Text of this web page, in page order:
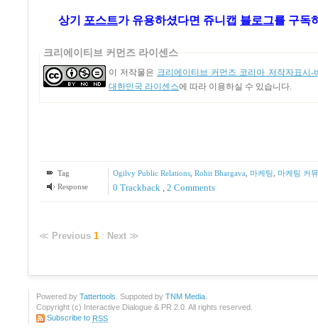
상기 포스트가유용하셨다면 쥬니캡 블로그를 구독
크리에이티브 커먼즈 라이센스
이 저작물은 크리에이티브 커먼즈 코리아 저작자표시-
대한민국 라이센스에 따라 이용하실 수 있습니다.
Tag Ogilvy Public Relations, Rohit Bhargava 마케팅
마케팅 커
Response
0 Trackback , 2 Comments
≪ Previous 1 : Next ≫
Powered by Tattertools . Suppoted by TNM Media
Copyright (c) Interactive Dialogue & PR 2.0. All rights reserved.
Subscribe to RSS